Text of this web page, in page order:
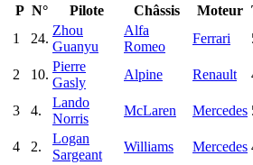
P N° Pilote Châssis Moteur
1
24.
Zhou
Guanyu
Alfa
Romeo
Ferrari
2
10.
Pierre
Gasly
Alpine Renault
3
4.
Lando
Norris
McLaren Mercedes
4
2.
Logan
Sargeant
Williams Mercedes